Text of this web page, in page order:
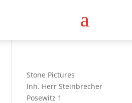
a
Stone Pictures
Inh. Herr Steinbrecher
Posewitz 1